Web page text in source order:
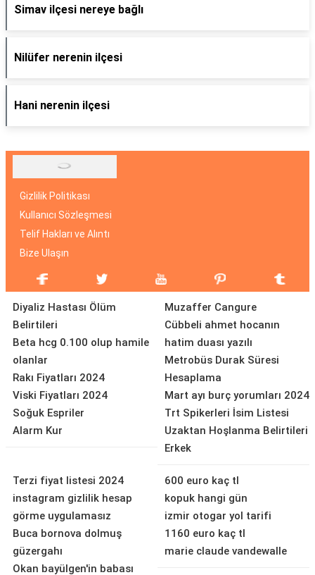
Simav ilçesi nereye bağlı
Nilüfer nerenin ilçesi
Hani nerenin ilçesi
Gizlilik Politikası
Kullanıcı Sözleşmesi
Telif Hakları ve Alıntı
Bize Ulaşın
Diyaliz Hastası Ölüm
Belirtileri
Beta hcg 0.100 olup hamile
olanlar
Rakı Fiyatları 2024
Viski Fiyatları 2024
Soğuk Espriler
Alarm Kur
Muzaffer Cangure
Cübbeli ahmet hocanın
hatim duası yazılı
Metrobüs Durak Süresi
Hesaplama
Mart ayı burç yorumları 2024
Trt Spikerleri İsim Listesi
Uzaktan Hoşlanma Belirtileri
Erkek
Terzi fiyat listesi 2024
instagram gizlilik hesap
görme uygulamasız
Buca bornova dolmuş
güzergahı
Okan bayülgen'in babası
600 euro kaç tl
kopuk hangi gün
izmir otogar yol tarifi
1160 euro kaç tl
marie claude vandewalle